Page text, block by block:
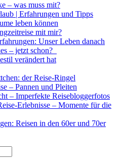
– was muss mit?
| Erfahrungen und Tipps
leben können
mit mir?
Unser Leben danach
– jetzt schon?
verändert hat
der Reise-Ringel
– Pannen und Pleiten
– Imperfekte Reisebloggerfotos
Erlebnisse – Momente für die
Reisen in den 60er und 70er